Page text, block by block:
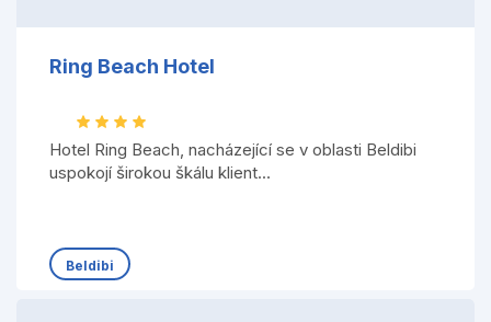
Ring Beach Hotel
Hotel Ring Beach, nacházející se v oblasti Beldibi
uspokojí širokou škálu klient...
Beldibi